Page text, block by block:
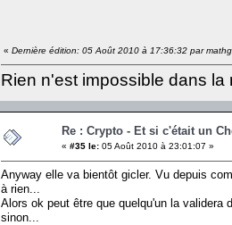
« Dernière édition: 05 Août 2010 à 17:36:32 par
Rien n'est impossible dans
Re : Crypto - Et si c'était un
« #35 le: 05 Août 2010 à 23:01:07 »
Anyway elle va bientôt gicler. Vu depuis
à rien...
Alors ok peut être que quelqu'un la validera
sinon...